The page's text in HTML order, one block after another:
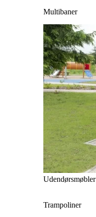
Multibaner
Udendørsmøbler
Trampoliner